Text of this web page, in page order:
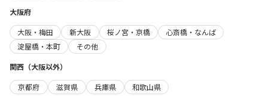
大阪府
大阪・梅田
新大阪 桜ノ宮・京橋
心斎橋・なんば
淀屋橋・本町
その他
関西（大阪以外）
京都府
滋賀県 兵庫県
和歌山県